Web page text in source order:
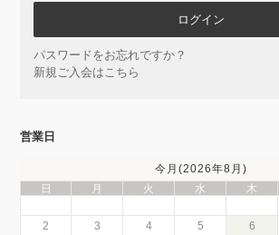
パスワードをお忘れですか？
新規ご入会はこちら
営業日
今月(2026年8月)
日
月 火 水 木
2
3 4 5 6